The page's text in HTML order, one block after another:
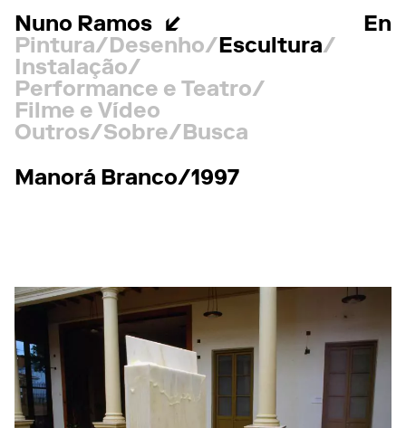
Nuno Ramos
En
Pintura
Desenho
Escultura
Instalação
Performance e Teatro
Filme e Vídeo
Outros
Sobre Busca
Manorá Branco/1997